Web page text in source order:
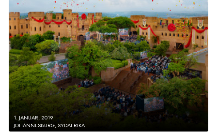
1. JANUAR, 2019
JOHANNESBURG, SYDAFRIKA